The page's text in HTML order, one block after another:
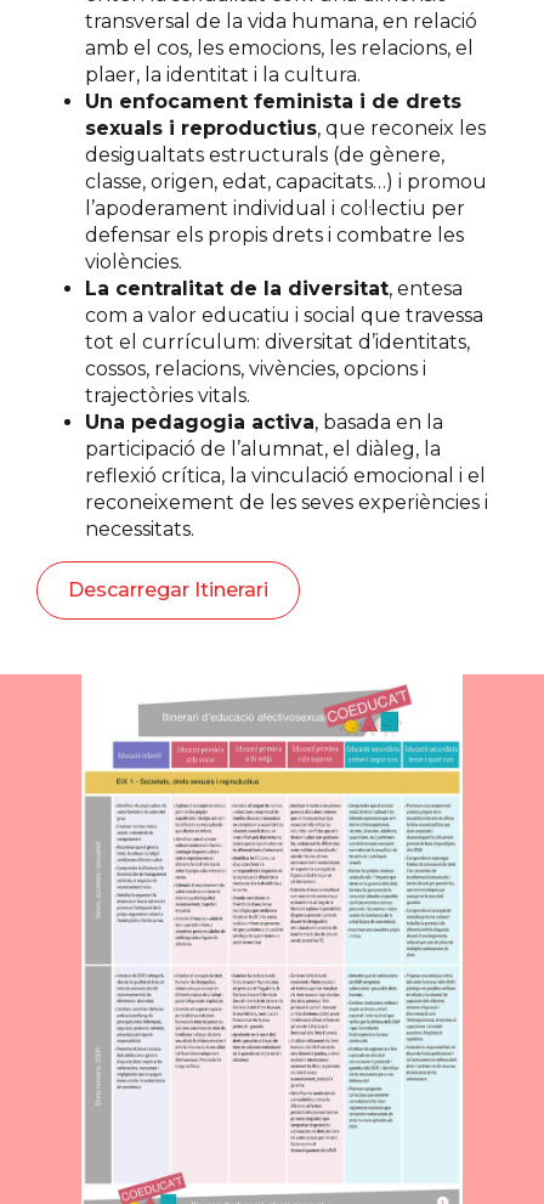
transversal de la vida humana, en relació
amb el cos, les emocions, les relacions, el
plaer, la identitat i la cultura.
Un enfocament feminista i de drets
sexuals i reproductius, que reconeix les
desigualtats estructurals (de gènere,
classe, origen, edat, capacitats…) i promou
l’apoderament individual i col·lectiu per
defensar els propis drets i combatre les
violències.
La centralitat de la diversitat, entesa
com a valor educatiu i social que travessa
tot el currículum: diversitat d’identitats,
cossos, relacions, vivències, opcions i
trajectòries vitals.
Una pedagogia activa, basada en la
participació de l’alumnat, el diàleg, la
reflexió crítica, la vinculació emocional i el
reconeixement de les seves experiències i
necessitats.
Descarregar Itinerari